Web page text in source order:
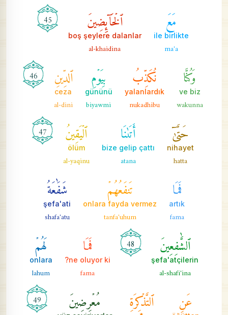
مَعَ
ile birlikte
ma'a
ٱلۡخَآئِضِينَ
boş şeylere dalanlar
al-khaidina
45
وَكُنَّا
ve biz
wakunna
نُكَذِّبُ
yalanlardık
nukadhibu
بِيَوۡمِ
gününü
biyawmi
ٱلدِّينِ
ceza
al-dini
46
حَتَّىٰٓ
nihayet
hatta
أَتَىٰنَا
bize gelip çattı
atana
ٱلۡيَقِينُ
ölüm
al-yaqinu
47
فَمَا
artık
fama
تَنفَعُهُمۡ
onlara fayda vermez
tanfa'uhum
شَفَٰعَةُ
şefa'ati
shafa'atu
ٱلشَّٰفِعِينَ
şefa'atçilerin
al-shafi'ina
48 فَمَا
ne oluyor ki?
fama
لَهُمۡ
onlara
lahum
عَنِ ٱلتَّذۡكِرَةِ مُعۡرِضِينَ 49